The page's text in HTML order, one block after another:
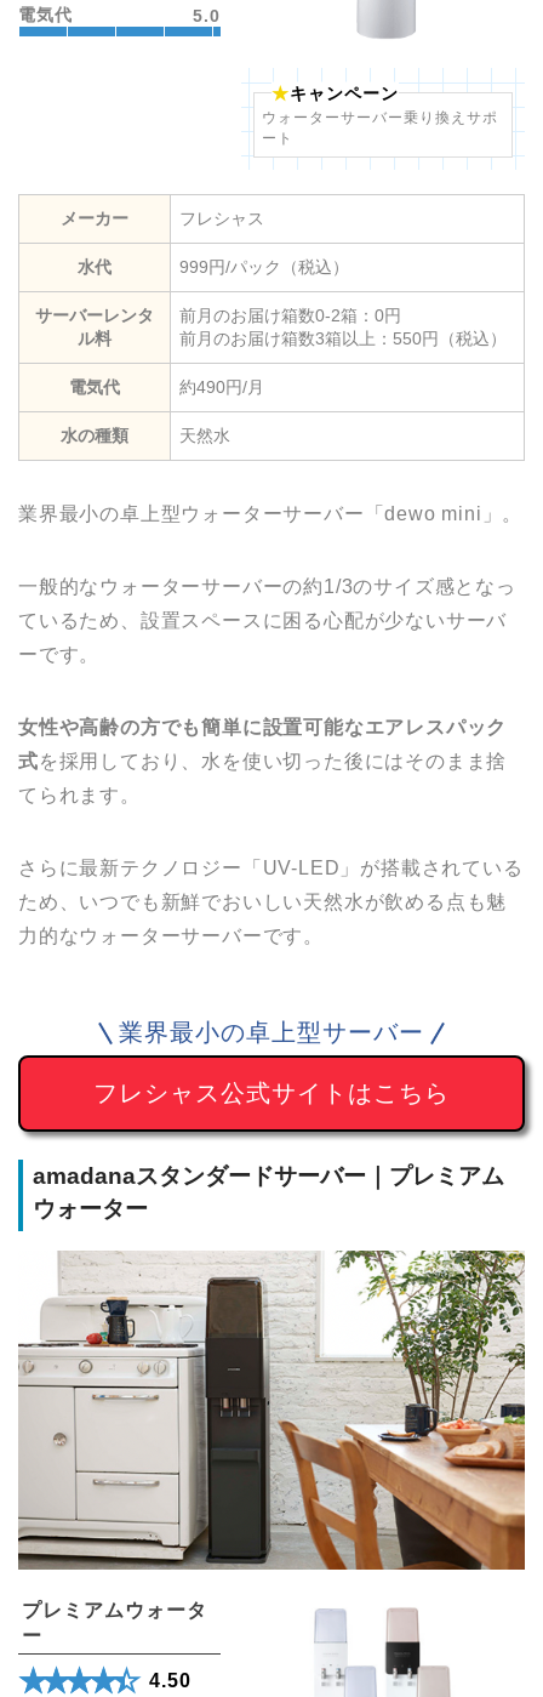
電気代 5.0
キャンペーン
ウォーターサーバー乗り換えサポ
ート
メーカー フレシャス
水代 999円/パック（税込）
サーバーレンタ
ル料
前月のお届け箱数0-2箱：0円
前月のお届け箱数3箱以上：550円（税込）
電気代 約490円/月
水の種類 天然水
業界最小の卓上型ウォーターサーバー「dewo mini」。
一般的なウォーターサーバーの約1/3のサイズ感となっ
ているため、設置スペースに困る心配が少ないサーバ
ーです。
女性や高齢の方でも簡単に設置可能なエアレスパック
式を採用しており、水を使い切った後にはそのまま捨
てられます。
さらに最新テクノロジー「UV-LED」が搭載されている
ため、いつでも新鮮でおいしい天然水が飲める点も魅
力的なウォーターサーバーです。
業界最小の卓上型サーバー
フレシャス公式サイトはこちら
amadanaスタンダードサーバー｜プレミアム
ウォーター
プレミアムウォータ
ー
★★★★★
☆☆☆☆☆ 4.50